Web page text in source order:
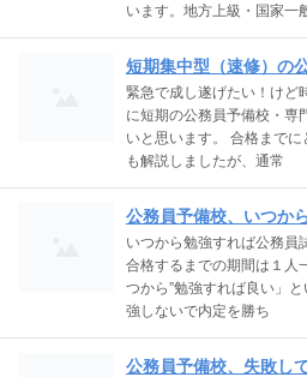
います。地方上級・国家一
短期集中型（速修）の
緊急で成し遂げたい！けど
に短期の公務員予備校・専
いと思います。 合格まで
も解説しましたが、通常
公務員予備校、いつか
いつから勉強すれば公務員
合格するまでの期間は１人
つから”勉強すれば良い」
強しないで内定を勝ち
公務員予備校、失敗し